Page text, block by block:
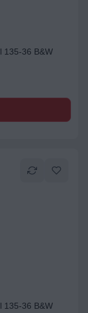
135-36 B&W
135-36 B&W